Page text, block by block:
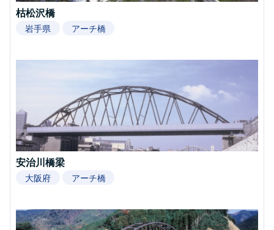
枯松沢橋
岩手県 アーチ橋
安治川橋梁
大阪府 アーチ橋